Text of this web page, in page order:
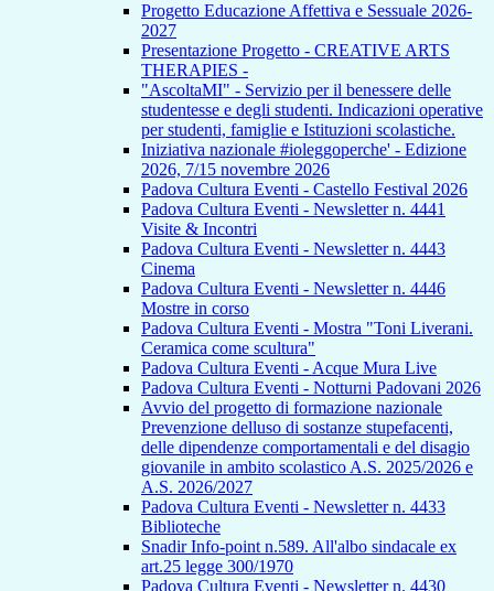
Progetto Educazione Affettiva e Sessuale 2026-
2027
Presentazione Progetto - CREATIVE ARTS
THERAPIES -
"AscoltaMI" - Servizio per il benessere delle
studentesse e degli studenti. Indicazioni operative
per studenti, famiglie e Istituzioni scolastiche.
Iniziativa nazionale #ioleggoperche' - Edizione
2026, 7/15 novembre 2026
Padova Cultura Eventi - Castello Festival 2026
Padova Cultura Eventi - Newsletter n. 4441
Visite & Incontri
Padova Cultura Eventi - Newsletter n. 4443
Cinema
Padova Cultura Eventi - Newsletter n. 4446
Mostre in corso
Padova Cultura Eventi - Mostra "Toni Liverani.
Ceramica come scultura"
Padova Cultura Eventi - Acque Mura Live
Padova Cultura Eventi - Notturni Padovani 2026
Avvio del progetto di formazione nazionale
Prevenzione delluso di sostanze stupefacenti,
delle dipendenze comportamentali e del disagio
giovanile in ambito scolastico A.S. 2025/2026 e
A.S. 2026/2027
Padova Cultura Eventi - Newsletter n. 4433
Biblioteche
Snadir Info-point n.589. All'albo sindacale ex
art.25 legge 300/1970
Padova Cultura Eventi - Newsletter n. 4430